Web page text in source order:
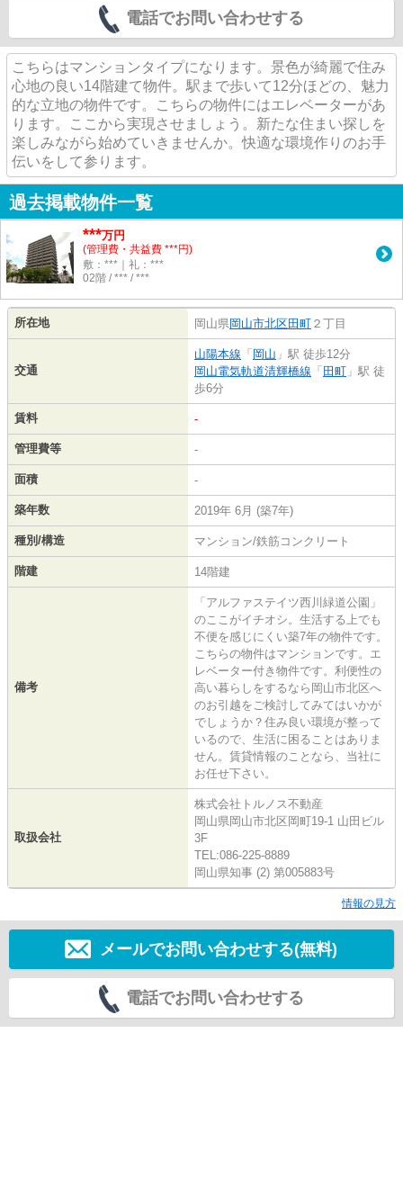
電話でお問い合わせする
こちらはマンションタイプになります。景色が綺麗で住み
心地の良い14階建て物件。駅まで歩いて12分ほどの、魅力
的な立地の物件です。こちらの物件にはエレベーターがあ
ります。ここから実現させましょう。新たな住まい探しを
楽しみながら始めていきませんか。快適な環境作りのお手
伝いをして参ります。
過去掲載物件一覧
***万円
(管理費・共益費 ***円)
敷：***｜礼：***
02階 / *** / ***
所在地 岡山県岡山市北区田町 ２丁目
交通
山陽本線 「 岡山 」駅 徒歩12分
岡山電気軌道清輝橋線 「 田町 」駅 徒
歩6分
賃料 -
管理費等 -
面積 -
築年数 2019年 6月 (築7年)
種別/構造 マンション/鉄筋コンクリート
階建 14階建
備考
「アルファステイツ西川緑道公園」
のここがイチオシ。生活する上でも
不便を感じにくい築7年の物件です。
こちらの物件はマンションです。エ
レベーター付き物件です。利便性の
高い暮らしをするなら岡山市北区へ
のお引越をご検討してみてはいかが
でしょうか？住み良い環境が整って
いるので、生活に困ることはありま
せん。賃貸情報のことなら、当社に
お任せ下さい。
取扱会社
株式会社トルノス不動産
岡山県岡山市北区岡町19-1 山田ビル
3F
TEL:086-225-8889
岡山県知事 (2) 第005883号
情報の見方
メールでお問い合わせする(無料)
電話でお問い合わせする